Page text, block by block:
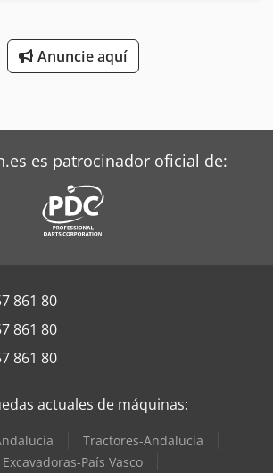
Anuncie aquí
es patrocinador oficial de:
861 80
861 80
861 80
actuales de máquinas:
Tractores-Andalucía
Excavadoras-País Vasco